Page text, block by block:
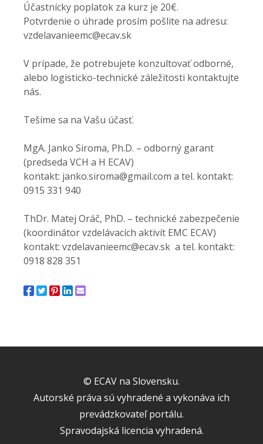
Účastnícky poplatok za kurz je 20€.
Potvrdenie o úhrade prosím pošlite na adresu:
vzdelavanieemc@ecav.sk
V prípade, že potrebujete konzultovať odborné,
alebo logisticko-technické záležitosti kontaktujte
nás.
Tešíme sa na Vašu účasť.
MgA. Janko Siroma, Ph.D. – odborný garant
(predseda VCH a H ECAV)
kontakt: janko.siroma@gmail.com a tel. kontakt:
0915 331 940
ThDr. Matej Oráč, PhD. – technické zabezpečenie
(koordinátor vzdelávacích aktivít EMC ECAV)
kontakt: vzdelavanieemc@ecav.sk a tel. kontakt:
0918 828 351
© ECAV na Slovensku.
Autorské práva sú vyhradené a vykonáva ich
prevádzkovateľ portálu.
Spravodajská licencia vyhradená.